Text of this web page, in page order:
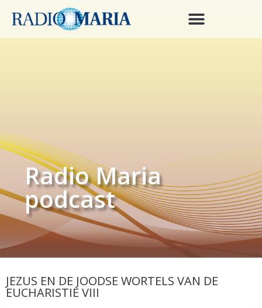
Radio Maria
podcast
JEZUS EN DE JOODSE WORTELS VAN DE
EUCHARISTIE VIII